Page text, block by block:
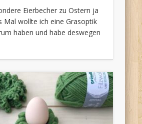
Eierbecher zu Ostern ja
Mal wollte ich eine Grasoptik
haben und habe deswegen